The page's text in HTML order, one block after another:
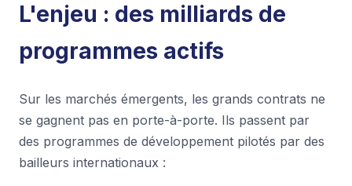
L'enjeu : des milliards de
programmes actifs
Sur les marchés émergents, les grands contrats ne
se gagnent pas en porte-à-porte. Ils passent par
des programmes de développement pilotés par des
bailleurs internationaux :